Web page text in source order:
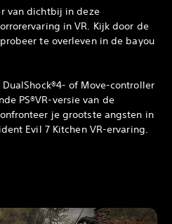
van dichtbij in deze
in VR. Kijk door de
te overleven in de bayou
of Move-controller
PS®VR-versie van de
je grootste angsten in
Evil 7 Kitchen VR-ervaring.